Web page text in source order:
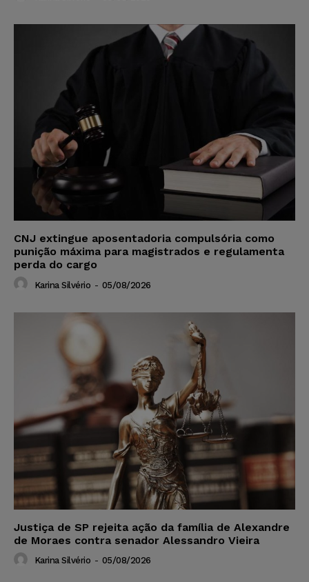
CNJ extingue aposentadoria compulsória como
punição máxima para magistrados e regulamenta
perda do cargo
Karina Silvério - 05/08/2026
Justiça de SP rejeita ação da família de Alexandre
de Moraes contra senador Alessandro Vieira
Karina Silvério - 05/08/2026